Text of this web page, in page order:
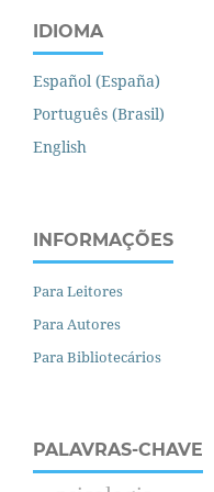
IDIOMA
Español (España)
Português (Brasil)
English
INFORMAÇÕES
Para Leitores
Para Autores
Para Bibliotecários
PALAVRAS-CHAVE